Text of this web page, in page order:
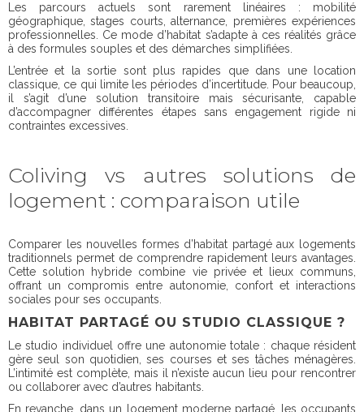
Les parcours actuels sont rarement linéaires : mobilité
géographique, stages courts, alternance, premières expériences
professionnelles. Ce mode d’habitat s’adapte à ces réalités grâce
à des formules souples et des démarches simplifiées.
L’entrée et la sortie sont plus rapides que dans une location
classique, ce qui limite les périodes d’incertitude. Pour beaucoup,
il s’agit d’une solution transitoire mais sécurisante, capable
d’accompagner différentes étapes sans engagement rigide ni
contraintes excessives.
Coliving vs autres solutions de
logement : comparaison utile
Comparer les nouvelles formes d’habitat partagé aux logements
traditionnels permet de comprendre rapidement leurs avantages.
Cette solution hybride combine vie privée et lieux communs,
offrant un compromis entre autonomie, confort et interactions
sociales pour ses occupants.
HABITAT PARTAGÉ OU STUDIO CLASSIQUE ?
Le studio individuel offre une autonomie totale : chaque résident
gère seul son quotidien, ses courses et ses tâches ménagères.
L’intimité est complète, mais il n’existe aucun lieu pour rencontrer
ou collaborer avec d’autres habitants.
En revanche, dans un logement moderne partagé, les occupants